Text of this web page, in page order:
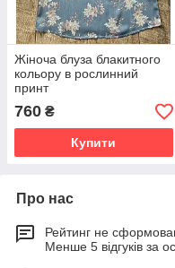
Жіноча блуза блакитного
кольору в рослинний
принт
760 ₴
Купити
Про нас
Рейтинг не
Менше 5 відгуків за